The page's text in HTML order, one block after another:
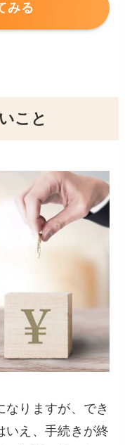
みる
こと
なりますが、でき
いえ、手続きが終